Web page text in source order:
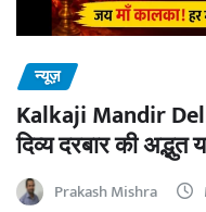
न्यूज़
Kalkaji Mandir
दिव्य दरबार की अद्भुत
Prakash Mishra